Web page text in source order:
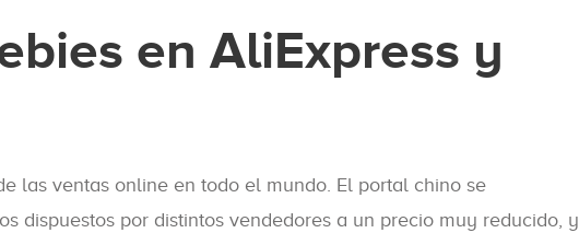
en AliExpress y
las ventas online en todo el mundo. El portal chino se
dispuestos por distintos vendedores a un precio muy reducido, y